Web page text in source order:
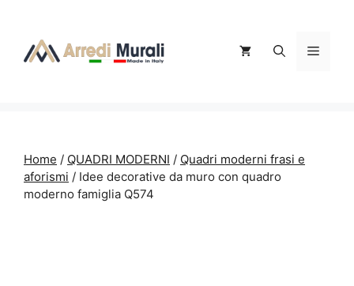
contenuto
Menu
Home / QUADRI MODERNI / Quadri moderni frasi e
aforismi / Idee decorative da muro con quadro
moderno famiglia Q574